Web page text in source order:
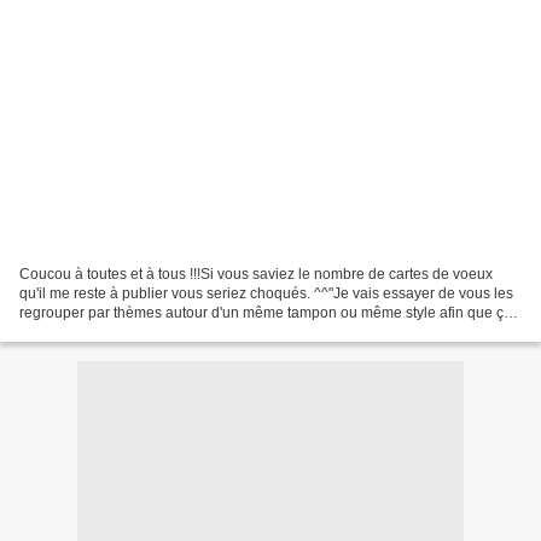
Coucou à toutes et à tous !!!Si vous saviez le nombre de cartes de voeux
qu'il me reste à publier vous seriez choqués. ^^"Je vais essayer de vous les
regrouper par thèmes autour d'un même tampon ou même style afin que ça